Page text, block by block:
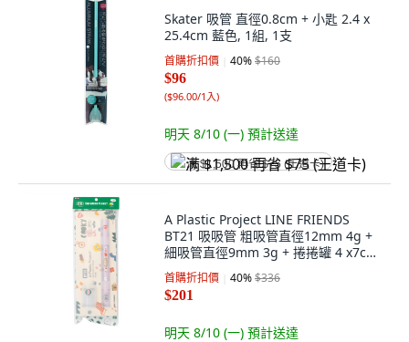
Skater 吸管 直徑0.8cm + 小匙 2.4 x
25.4cm 藍色, 1組, 1支
首購折扣價 40%$160
$96
($96.00/1入)
明天 8/10 (一) 預計送達
满 $1,500 再省 $75 (王道卡)
A Plastic Project LINE FRIENDS
BT21 吸吸管 粗吸管直徑12mm 4g +
細吸管直徑9mm 3g + 捲捲罐 4 x7cm
+ 掛鉤 + 收納管 26cm 24cm COOKY,
1組
首購折扣價 40%$336
$201
明天 8/10 (一) 預計送達